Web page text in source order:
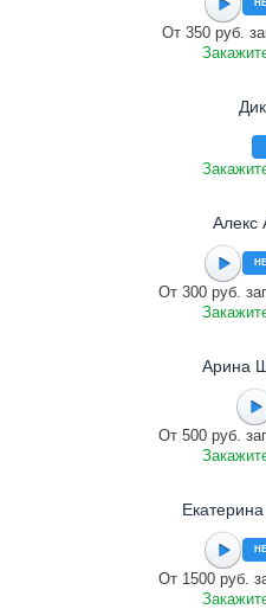
От 350 руб.
Алекс
От 300 руб.
Арина
От 500 руб.
От 1500 руб.